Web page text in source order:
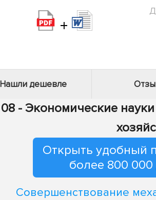
+
Нашли дешевле
08 - Экономические науки
Открыть удобный
более 800 000
Совершенствование